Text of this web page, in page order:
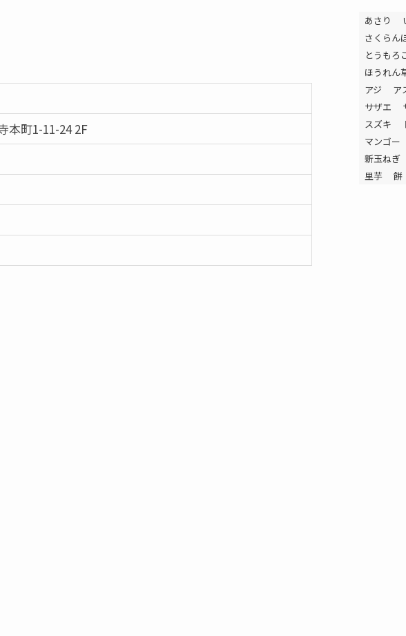
本町1-11-24 2F
あさり
さくらん
とうもろ
ほうれん
アジ
ア
サザエ
スズキ
マンゴー
新玉ねぎ
里芋
餅